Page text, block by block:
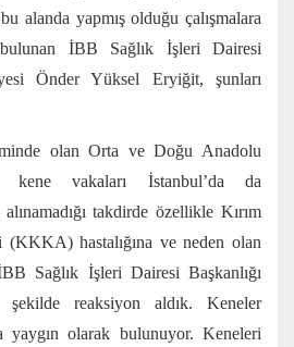
alanda yapmış olduğu çalışmalara
İBB Sağlık İşleri Dairesi
Önder Yüksel Eryiğit, şunları
olan Orta ve Doğu Anadolu
kene vakaları İstanbul’da da
takdirde özellikle Kırım
(KKKA) hastalığına ve neden olan
Sağlık İşleri Dairesi Başkanlığı
reaksiyon aldık. Keneler
yaygın olarak bulunuyor. Keneleri